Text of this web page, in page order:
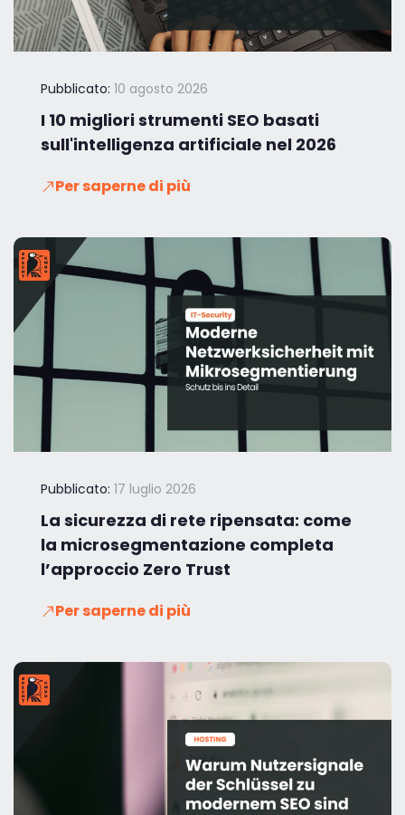
Pubblicato: 10 agosto 2026
I 10 migliori strumenti SEO basati
sull'intelligenza artificiale nel 2026
Per saperne di più
Pubblicato: 17 luglio 2026
La sicurezza di rete ripensata: come
la microsegmentazione completa
l’approccio Zero Trust
Per saperne di più